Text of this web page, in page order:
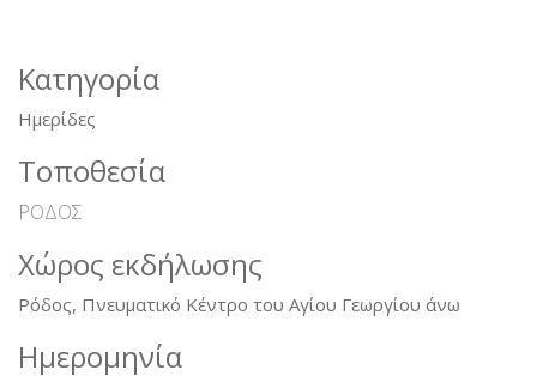
Κατηγορία
Ημερίδες
Τοποθεσία
ΡΟΔΟΣ
Χώρος εκδήλωσης
Ρόδος, Πνευματικό Κέντρο του Αγίου Γεωργίου άνω
Ημερομηνία